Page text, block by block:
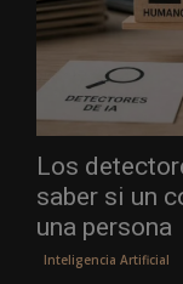
Los
saber si un
una persona
Inteligencia Artificial